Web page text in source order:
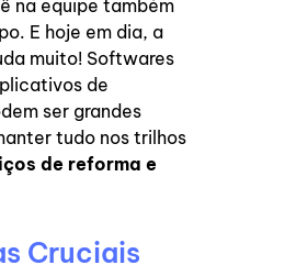
na equipe também
E hoje em dia, a
muito! Softwares
de
ser grandes
tudo nos trilhos
de reforma e
Cruciais